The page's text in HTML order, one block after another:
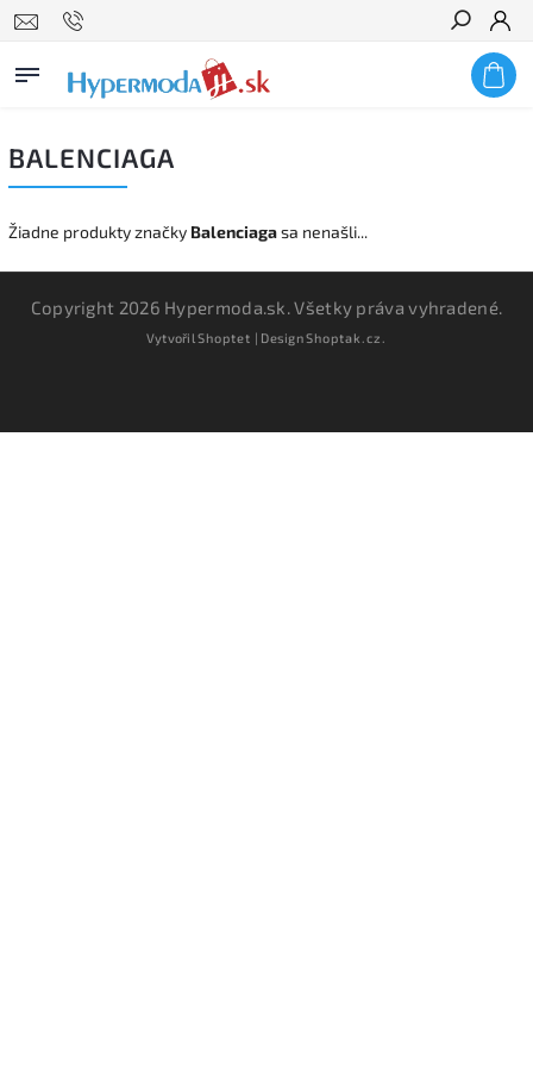
Hľadať
BALENCIAGA
Žiadne produkty značky Balenciagasa nenašli...
Copyright 2026 Hypermoda.sk. Všetky práva vyhradené.
VytvořilShoptet | DesignShoptak.cz.